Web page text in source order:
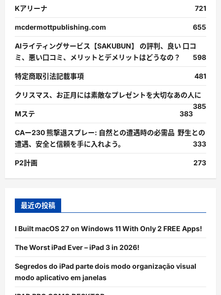
Kアリーナ 721
mcdermottpublishing.com 655
AIライティングサービス【SAKUBUN】 の評判、良い 口コ
ミ、悪い口コミ、メリットとデメリットはどうなの？
598
特定商取引法記載事項 481
クリスマス、お正月には素敵なプレゼントを大切なあの人に
385
Mステ
383
CAー230 熊撃退スプレー: 自然との遭遇時の必需品 野生との
遭遇、安全と信頼を手に入れよう。
333
P2計画 273
最近の投稿
I Built macOS 27 on Windows 11 With Only 2 FREE Apps!
The Worst iPad Ever – iPad 3 in 2026!
Segredos do iPad parte dois modo organização visual
modo aplicativo em janelas